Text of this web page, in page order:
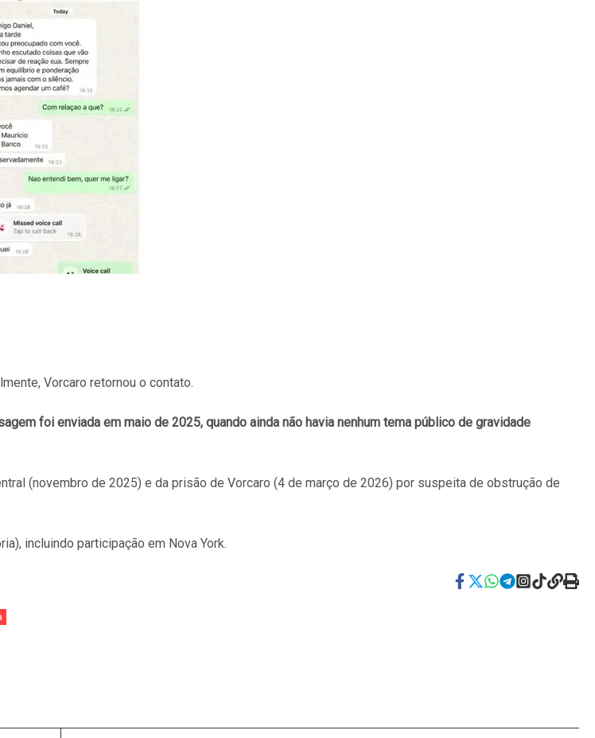
Vorcaro retornou o contato.
foi enviada em maio de 2025, quando ainda não havia nenhum tema público de gravidade
(novembro de 2025) e da prisão de Vorcaro (4 de março de 2026) por suspeita de obstrução de
incluindo participação em Nova York.